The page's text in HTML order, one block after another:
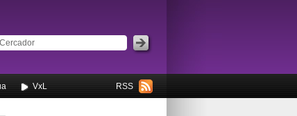
RSS
VxL